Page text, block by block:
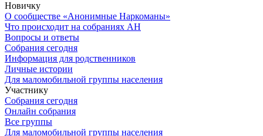
Новичку
О сообществе «Анонимные Наркоманы»
Что происходит на собраниях АН
Вопросы и ответы
Собрания сегодня
Информация для родственников
Личные истории
Для маломобильной группы населения
Участнику
Собрания сегодня
Онлайн собрания
Все группы
Для маломобильной группы населения